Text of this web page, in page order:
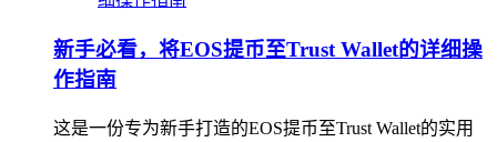
新手必看，将EOS提币至Trust Wallet的详细操
作指南
这是一份专为新手打造的EOS提币至Trust Wallet的实用